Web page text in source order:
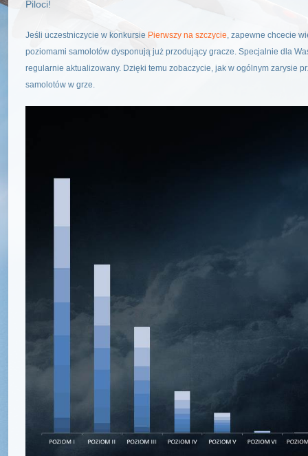
Piloci!
Jeśli uczestniczycie w konkursie Pierwszy na szczycie, zapewne chcecie
poziomami samolotów dysponują już przodujący gracze. Specjalnie dla
regularnie aktualizowany. Dzięki temu zobaczycie, jak w ogólnym zarysie
samolotów w grze.